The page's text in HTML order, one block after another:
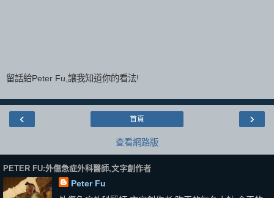
留話給Peter Fu,讓我知道你的看法!
‹ ›
首頁
查看網路版
PETER FU:外傷急症外科醫師,文字創作者
Peter Fu